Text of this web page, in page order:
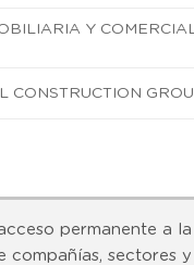
Y
CONSTRUCTION
permanente a la
compañías, sectores y